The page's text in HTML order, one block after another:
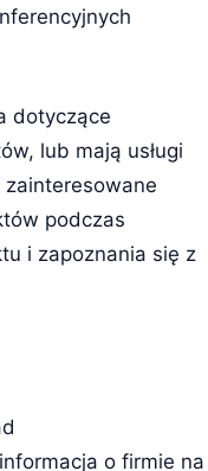
dotyczące
lub mają usługi
podczas
i zapoznania się z
o firmie na